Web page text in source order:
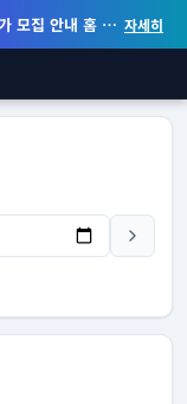
모집 안내 홈 화면 위젯 등 지원 자세히